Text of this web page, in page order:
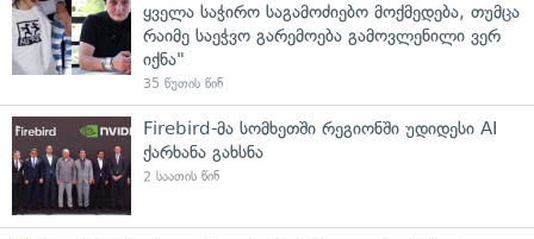
ყველა საჭირო საგამოძიებო მოქმედება, თუმცა
რაიმე საეჭვო გარემოება გამოვლენილი ვერ
იქნა"
35 წუთის წინ
Firebird-მა სომხეთში რეგიონში უდიდესი AI
ქარხანა გახსნა
2 საათის წინ